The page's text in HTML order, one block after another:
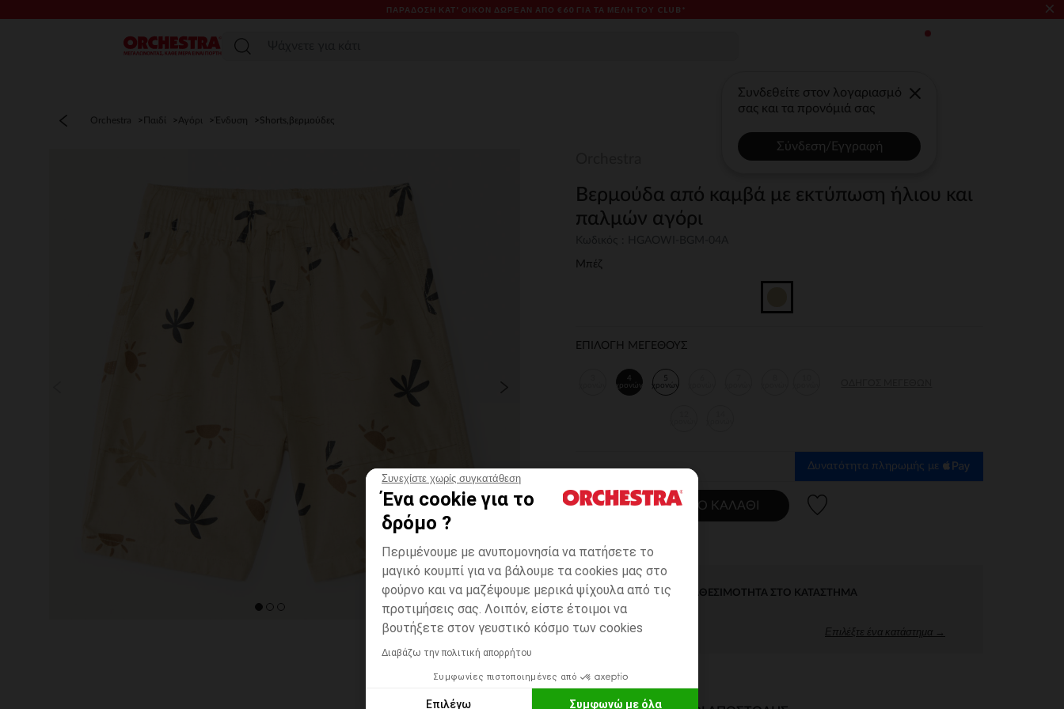
Συνεχίστε χωρίς συγκατάθεση
Ένα cookie για το
δρόμο ?
Περιμένουμε με ανυπομονησία να πατήσετε το
μαγικό κουμπί για να βάλουμε τα cookies μας στο
φούρνο και να μαζέψουμε μερικά ψίχουλα από τις
προτιμήσεις σας. Λοιπόν, είστε έτοιμοι να
βουτήξετε στον γευστικό κόσμο των cookies
Διαβάζω την πολιτική απορρήτου
Συμφωνίες πιστοποιημένες από
Επιλέγω Συμφωνώ με όλα
ΠΑΡΆΔΟΣΗ ΚΑΤ' ΟΊΚΟΝ ΔΩΡΕΑΝ ΑΠΌ €60 ΓΙΑ ΤΑ ΜΈΛΗ ΤΟΥ CLUB* ×
Μενού
Συνδεθείτε στον λογαριασμό
σας και τα προνόμιά σας
Σύνδεση/Εγγραφή
Orchestra Παιδί Αγόρι Ένδυση Shorts,βερμούδες
Βερμούδα από καμβά με εκτύπωση ήλιου και
παλμών αγόρι
Μπέζ
ΕΠΙΛΟΓΗ ΜΕΓΕΘΟΥΣ
4
χρονών
5
χρονών
Δυνατότητα πληρωμής με
ΠΡΟΣΘΉΚΗ ΣΤΟ ΚΑΛΆΘΙ
ΆΜΕΣΗ ΔΙΑΘΕΣΙΜΌΤΗΤΑ ΣΤΟ ΚΑΤΆΣΤΗΜΑ
Επιλέξτε ένα κατάστημα →